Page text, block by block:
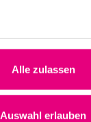
Alle zulassen
Auswahl erlauben